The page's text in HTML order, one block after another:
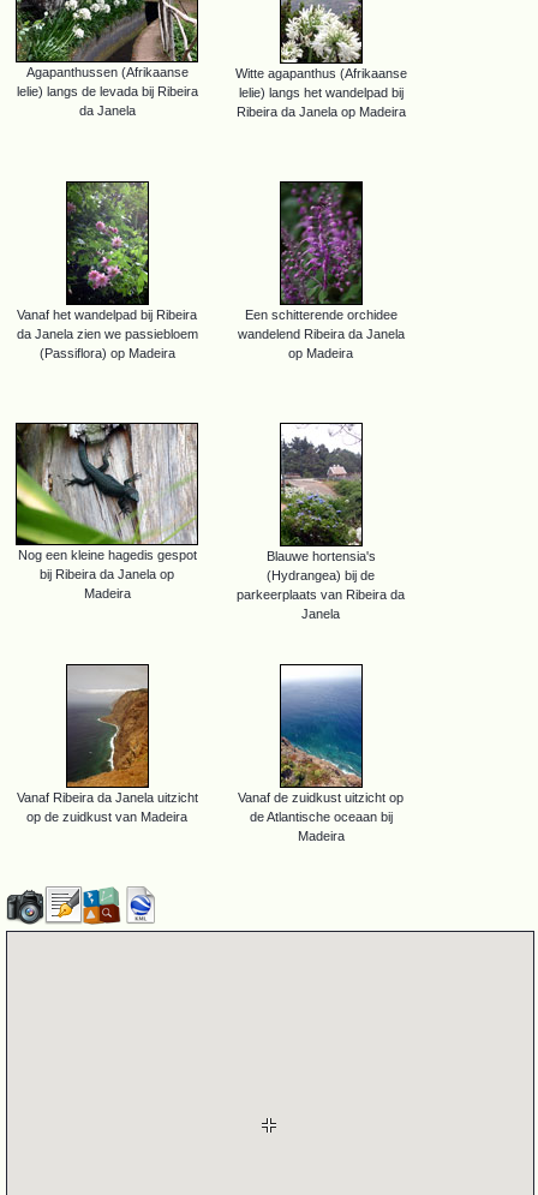
Agapanthussen (Afrikaanse
lelie) langs de levada bij Ribeira
da Janela
Witte agapanthus (Afrikaanse
lelie) langs het wandelpad bij
Ribeira da Janela op Madeira
Vanaf het wandelpad bij Ribeira
da Janela zien we passiebloem
(Passiflora) op Madeira
Een schitterende orchidee
wandelend Ribeira da Janela
op Madeira
Nog een kleine hagedis gespot
bij Ribeira da Janela op
Madeira
Blauwe hortensia's
(Hydrangea) bij de
parkeerplaats van Ribeira da
Janela
Vanaf Ribeira da Janela uitzicht
op de zuidkust van Madeira
Vanaf de zuidkust uitzicht op
de Atlantische oceaan bij
Madeira